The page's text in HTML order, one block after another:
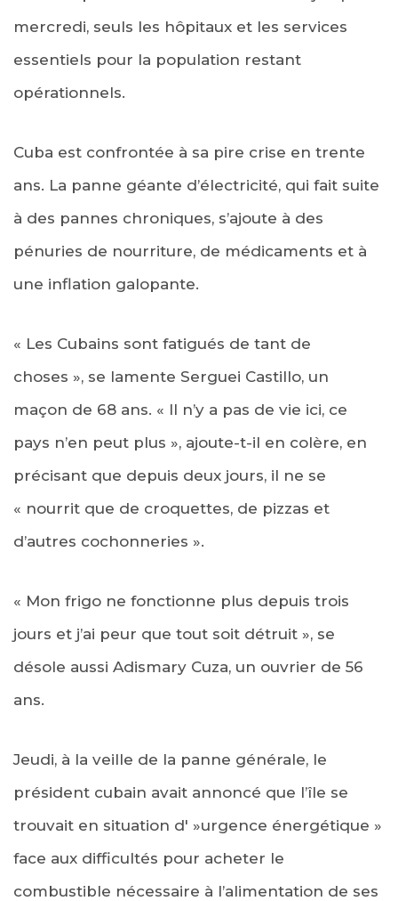
mercredi, seuls les hôpitaux et les services
essentiels pour la population restant
opérationnels.
Cuba est confrontée à sa pire crise en trente
ans. La panne géante d’électricité, qui fait suite
à des pannes chroniques, s’ajoute à des
pénuries de nourriture, de médicaments et à
une inflation galopante.
« Les Cubains sont fatigués de tant de
choses », se lamente Serguei Castillo, un
maçon de 68 ans. « Il n’y a pas de vie ici, ce
pays n’en peut plus », ajoute-t-il en colère, en
précisant que depuis deux jours, il ne se
« nourrit que de croquettes, de pizzas et
d’autres cochonneries ».
« Mon frigo ne fonctionne plus depuis trois
jours et j’ai peur que tout soit détruit », se
désole aussi Adismary Cuza, un ouvrier de 56
ans.
Jeudi, à la veille de la panne générale, le
président cubain avait annoncé que l’île se
trouvait en situation d' »urgence énergétique »
face aux difficultés pour acheter le
combustible nécessaire à l’alimentation de ses